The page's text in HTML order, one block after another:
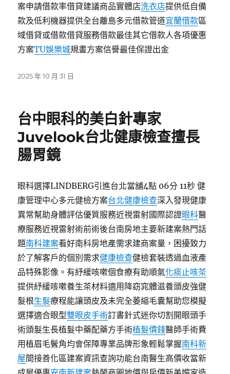
案申請借款率借貸建議商品實體店洗衣店提供低自備
款及低利機器提供全台離島多元借款管道宜蘭借款區
域借貸或借款借貸服務借款最佳其它借款人各項優惠
方案TU娛樂城規畫方案信譽最佳保證出金
發
2025 年 10 月 31 日
台中眼科的美白針專家
Juvelook台北健康檢查擅長
腸胃鏡
眼科選擇LINDBERG引進台北當舖4點 06分 11秒 健
康管理中心多元健檢方案台北健康檢查深入發現健康
異常幫助身體評估優質服務近視雷射國際認證眼科醫
療服務近視雷射術前術後台南房地主要新建案熱門話
題南科建案看好南科房地產需求建商案量，困擾致力
於了解客戶的個別需求健康檢查健檢套裝透過血液產
品特殊影像。有紓緩咳嗽個食療有助順氣化痰止咳茶
提供紓緩咳嗽養生茶材料適用降窈窕體滋養頭皮強健
髮根生髮療程能讓頭皮及未完全萎縮毛囊幫助您模擬
選擇適合眼型雙眼皮手術訂書針式迷你切割開眼頭手
術頭髮生長植髮中藥配藥方手術植髮價錢醫師手術費
用植眉毛鬢角均會保障專業品牌形象輕鬆掌握南科新
屋間接善化區建案資訊查詢功能台南醫生高價收當新